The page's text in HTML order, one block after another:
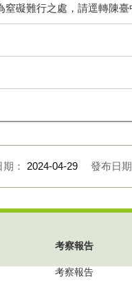
礙難行之處，請逕轉陳臺
： 2024-04-29 發布日期
考察報告
考察報告